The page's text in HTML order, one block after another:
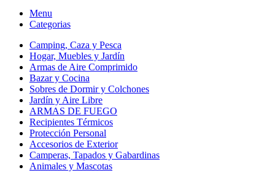
Menu
Categorias
Camping, Caza y Pesca
Hogar, Muebles y Jardín
Armas de Aire Comprimido
Bazar y Cocina
Sobres de Dormir y Colchones
Jardín y Aire Libre
ARMAS DE FUEGO
Recipientes Térmicos
Protección Personal
Accesorios de Exterior
Camperas, Tapados y Gabardinas
Animales y Mascotas